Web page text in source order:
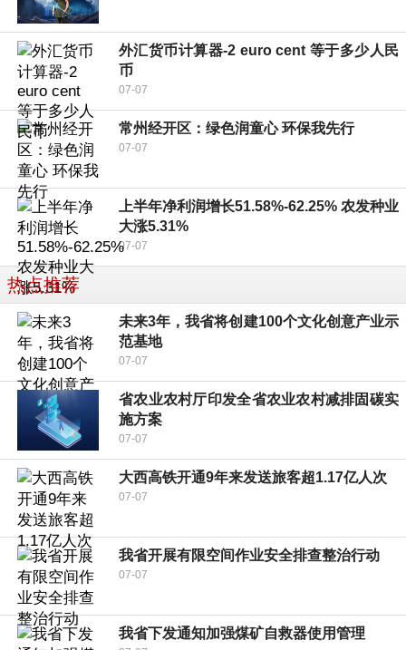
外汇货币计算器-2 euro cent 等于多少人民
币
07-07
常州经开区：绿色润童心 环保我先行
07-07
上半年净利润增长51.58%-62.25% 农发种业
大涨5.31%
07-07
热点推荐
未来3年，我省将创建100个文化创意产业示
范基地
07-07
省农业农村厅印发全省农业农村减排固碳实
施方案
07-07
大西高铁开通9年来发送旅客超1.17亿人次
07-07
我省开展有限空间作业安全排查整治行动
07-07
我省下发通知加强煤矿自救器使用管理